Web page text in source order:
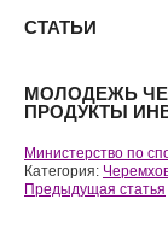
СТАТЬИ
МОЛОДЕЖЬ
ПРОДУКТЫ
Министерство по
Категория:
Предыдущая статья